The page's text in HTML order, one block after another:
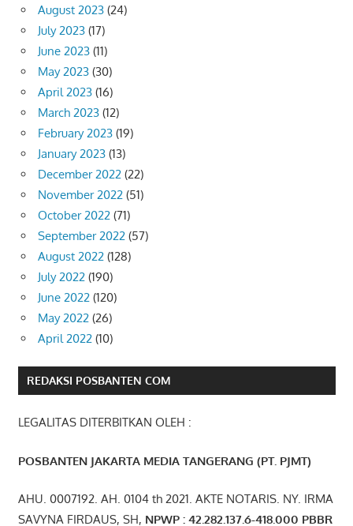
August 2023 (24)
July 2023 (17)
June 2023 (11)
May 2023 (30)
April 2023 (16)
March 2023 (12)
February 2023 (19)
January 2023 (13)
December 2022 (22)
November 2022 (51)
October 2022 (71)
September 2022 (57)
August 2022 (128)
July 2022 (190)
June 2022 (120)
May 2022 (26)
April 2022 (10)
REDAKSI POSBANTEN COM
LEGALITAS DITERBITKAN OLEH :
POSBANTEN JAKARTA MEDIA TANGERANG (PT. PJMT)
AHU. 0007192. AH. 0104 th 2021. AKTE NOTARIS. NY. IRMA
SAVYNA FIRDAUS, SH, NPWP : 42.282.137.6-418.000 PBBR